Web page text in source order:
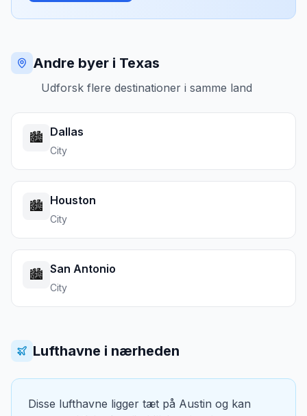
Andre byer i Texas
Udforsk flere destinationer i samme land
🏙️ Dallas
City
🏙️ Houston
City
🏙️ San Antonio
City
Lufthavne i nærheden
Disse lufthavne ligger tæt på Austin og kan